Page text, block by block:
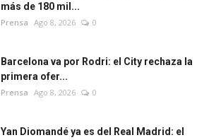
más de 180 mil...
Prensa Ago 8, 2026 0
Barcelona va por Rodri: el City rechaza la
primera ofer...
Prensa Ago 8, 2026 0
Yan Diomandé ya es del Real Madrid: el